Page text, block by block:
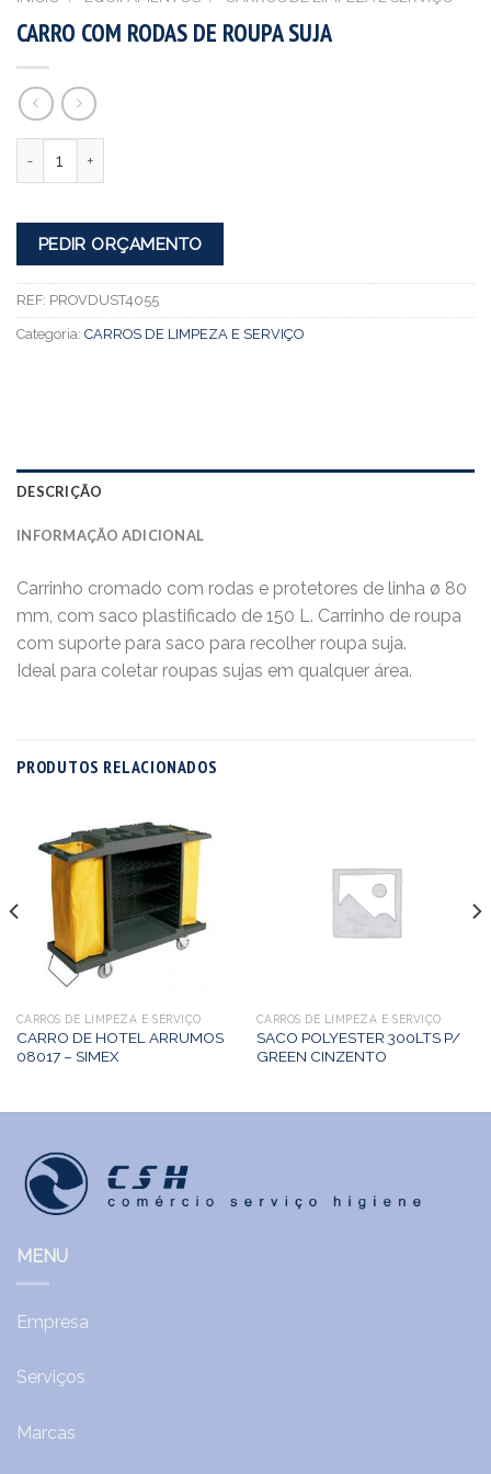
CARRO COM RODAS DE ROUPA SUJA
PEDIR ORÇAMENTO
REF: PROVDUST4055
Categoria: CARROS DE LIMPEZA E SERVIÇO
DESCRIÇÃO
INFORMAÇÃO ADICIONAL
Carrinho cromado com rodas e protetores de linha ø 80
mm, com saco plastificado de 150 L. Carrinho de roupa
com suporte para saco para recolher roupa suja.
Ideal para coletar roupas sujas em qualquer área.
PRODUTOS RELACIONADOS
CARROS DE LIMPEZA E SERVIÇO
CARRO DE HOTEL ARRUMOS
08017 – SIMEX
CARROS DE LIMPEZA E SERVIÇO
SACO POLYESTER 300LTS P/
GREEN CINZENTO
MENU
Empresa
Serviços
Marcas